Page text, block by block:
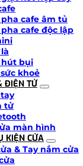
pha cafe âm tủ
pha cafe độc lập
hút bụi
khoẻ
ĐIỆN TỬ
tử
màn hình
KIỆN CỬA
& Tay nắm cửa